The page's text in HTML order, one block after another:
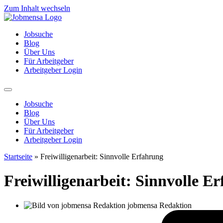
Zum Inhalt wechseln
Jobsuche
Blog
Über Uns
Für Arbeitgeber
Arbeitgeber Login
Jobsuche
Blog
Über Uns
Für Arbeitgeber
Arbeitgeber Login
Startseite » Freiwilligenarbeit: Sinnvolle Erfahrung
Freiwilligenarbeit: Sinnvolle
jobmensa Redaktion